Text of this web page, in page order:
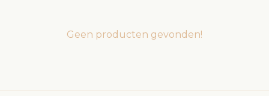
Geen producten gevonden!